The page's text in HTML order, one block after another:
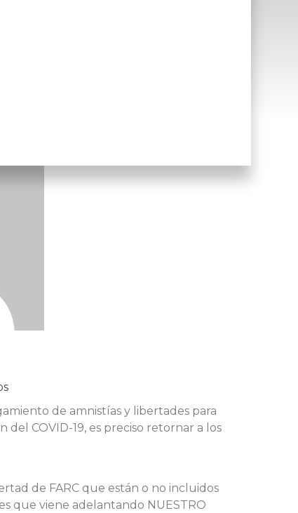
de amnistías y libertades para
COVID-19, es preciso retornar a los
de FARC que están o no incluidos
que viene adelantando NUESTRO